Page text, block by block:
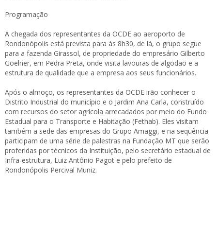
Programação
A chegada dos representantes da OCDE ao aeroporto de
Rondonópolis está prevista para às 8h30, de lá, o grupo segue
para a fazenda Girassol, de propriedade do empresário Gilberto
Goelner, em Pedra Preta, onde visita lavouras de algodão e a
estrutura de qualidade que a empresa aos seus funcionários.
Após o almoço, os representantes da OCDE irão conhecer o
Distrito Industrial do município e o Jardim Ana Carla, construído
com recursos do setor agrícola arrecadados por meio do Fundo
Estadual para o Transporte e Habitação (Fethab). Eles visitam
também a sede das empresas do Grupo Amaggi, e na seqüência
participam de uma série de palestras na Fundação MT que serão
proferidas por técnicos da Instituição, pelo secretário estadual de
Infra-estrutura, Luiz Antônio Pagot e pelo prefeito de
Rondonópolis Percival Muniz.